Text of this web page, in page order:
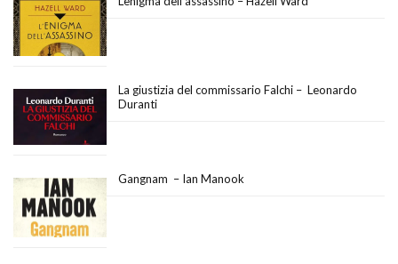
La giustizia del commissario Falchi – Leonardo
Duranti
Gangnam – Ian Manook